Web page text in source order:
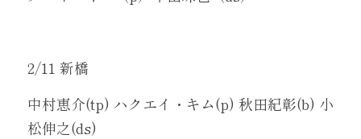
2/11 新橋
中村恵介(tp) ハクエイ・キム(p) 秋田紀彰(b) 小
松伸之(ds)